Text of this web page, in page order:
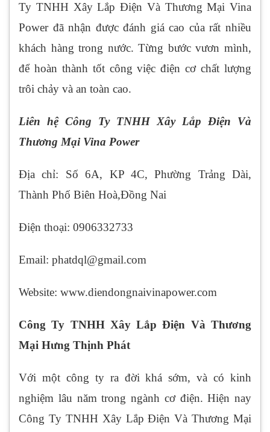
Ty TNHH Xây Lắp Điện Và Thương Mại Vina
Power đã nhận được đánh giá cao của rất nhiều
khách hàng trong nước. Từng bước vươn mình,
để hoàn thành tốt công việc điện cơ chất lượng
trôi chảy và an toàn cao.
Liên hệ Công Ty TNHH Xây Lắp Điện Và
Thương Mại Vina Power
Địa chỉ: Số 6A, KP 4C, Phường Trảng Dài,
Thành Phố Biên Hoà,Đồng Nai
Điện thoại: 0906332733
Email: phatdql@gmail.com
Website: www.diendongnaivinapower.com
Công Ty TNHH Xây Lắp Điện Và Thương
Mại Hưng Thịnh Phát
Với một công ty ra đời khá sớm, và có kinh
nghiệm lâu năm trong ngành cơ điện. Hiện nay
Công Ty TNHH Xây Lắp Điện Và Thương Mại